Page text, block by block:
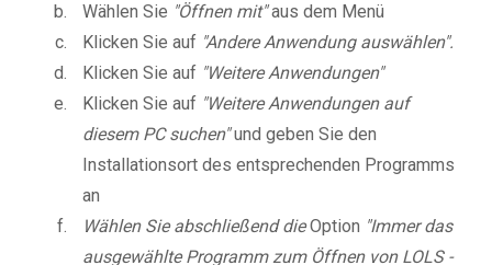
Wählen Sie "Öffnen mit"aus dem Menü
Klicken Sie auf "Andere Anwendung auswählen".
Klicken Sie auf "Weitere Anwendungen"
Klicken Sie auf "Weitere Anwendungen auf
diesem PC suchen"und geben Sie den
Installationsort des entsprechenden Programms
an
Wählen Sie abschließend dieOption "Immer das
ausgewählte Programm zum Öffnen von LOLS -